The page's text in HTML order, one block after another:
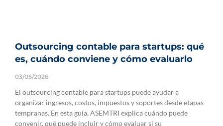
Outsourcing contable para startups: qué
es, cuándo conviene y cómo evaluarlo
03/05/2026
El outsourcing contable para startups puede ayudar a
organizar ingresos, costos, impuestos y soportes desde etapas
tempranas. En esta guía, ASEMTRI explica cuándo puede
convenir, qué puede incluir y cómo evaluar si su